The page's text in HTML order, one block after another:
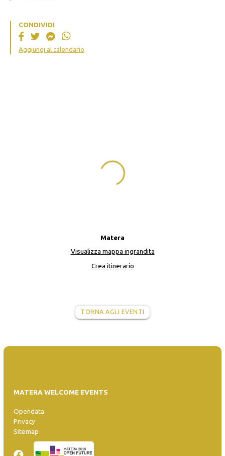
CONDIVIDI
Aggiungi al calendario
Matera
Visualizza mappa ingrandita
Crea itinerario
TORNA AGLI EVENTI
MATERA WELCOME EVENTS
Opendata
Privacy
Sitemap